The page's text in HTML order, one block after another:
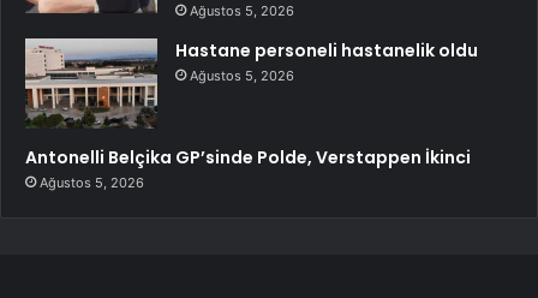
Ağustos 5, 2026
Hastane personeli hastanelik oldu
Ağustos 5, 2026
Antonelli Belçika GP’sinde Polde, Verstappen İkinci
Ağustos 5, 2026